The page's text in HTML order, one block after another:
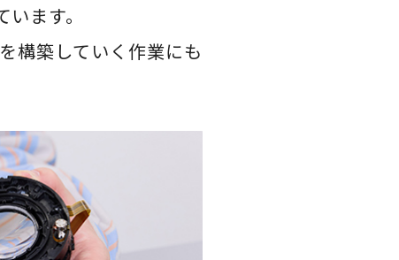
ます。
構築していく作業にも